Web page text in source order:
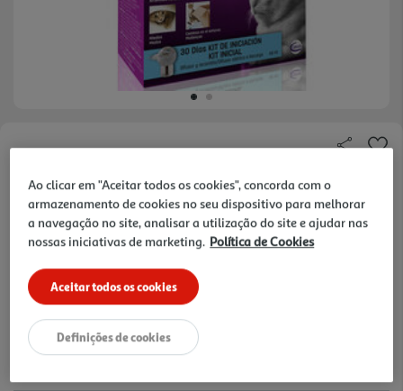
+10% DESC. IMEDIATO PET CLUB
10% de desconto imediato exclusivo para membros do
Pet Club em artigos de marcas especialistas da categoria
O Meu Pet.
Ao clicar em "Aceitar todos os cookies", concorda com o
armazenamento de cookies no seu dispositivo para melhorar
a navegação no site, analisar a utilização do site e ajudar nas
nossas iniciativas de marketing. Política de Cookies
Aceitar todos os cookies
Definições de cookies